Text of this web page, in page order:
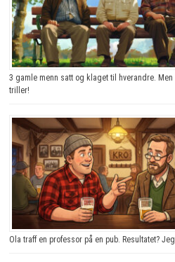
3 gamle menn satt og klaget til hverandre.
triller!
Ola traff en professor på en pub. Resultatet?